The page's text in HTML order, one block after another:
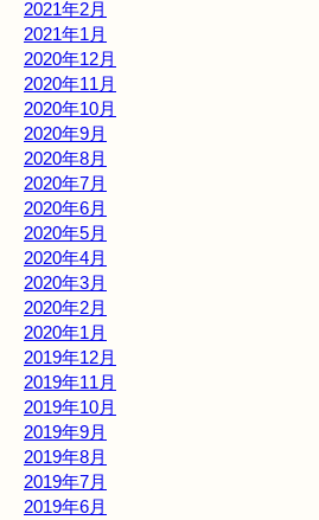
2021年2月
2021年1月
2020年12月
2020年11月
2020年10月
2020年9月
2020年8月
2020年7月
2020年6月
2020年5月
2020年4月
2020年3月
2020年2月
2020年1月
2019年12月
2019年11月
2019年10月
2019年9月
2019年8月
2019年7月
2019年6月